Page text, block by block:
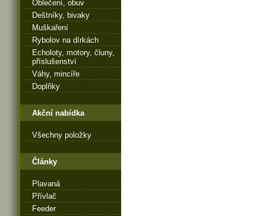
Oblečení, obuv
Deštníky, bivaky
Muškaření
Rybolov na dírkách
Echoloty, motory, čluny,
příslušenství
Váhy, mincíře
Doplňky
Akční nabídka
Všechny položky
Články
Plavaná
Přívlač
Feeder